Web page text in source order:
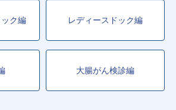
ク編 レディースドック編
大腸がん検診編